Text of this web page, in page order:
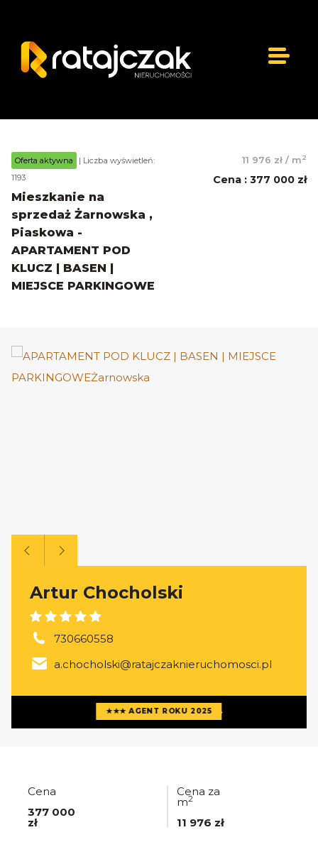
Oferta aktywna
| Liczba wyświetleń:
1193
Mieszkanie na
sprzedaż Żarnowska ,
Piaskowa -
APARTAMENT POD
KLUCZ | BASEN |
MIEJSCE PARKINGOWE
11 976 zł / m2
Cena : 377 000 zł
★★★ AGENT ROKU 2025
Artur Chocholski
730660558
a.chocholski@ratajczaknieruchomosci.pl
Więcej ofertagenta
Cena
377 000
zł
Cena za
m2
11 976 zł